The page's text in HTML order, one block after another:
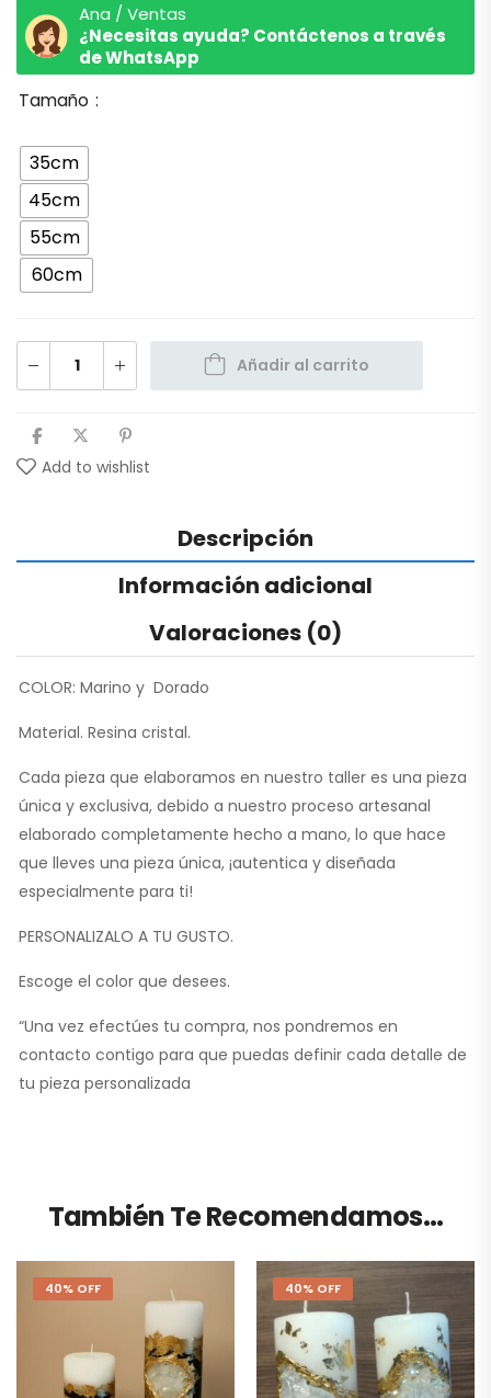
Ana / Ventas
¿Necesitas ayuda? Contáctenos a través
de WhatsApp
Tamaño
35cm
45cm
55cm
60cm
Añadir al carrito
Add to wishlist
Descripción
Información adicional
Valoraciones (0)
COLOR: Marino y Dorado
Material. Resina cristal.
Cada pieza que elaboramos en nuestro taller es una pieza
única y exclusiva, debido a nuestro proceso artesanal
elaborado completamente hecho a mano, lo que hace
que lleves una pieza única, ¡autentica y diseñada
especialmente para ti!
PERSONALIZALO A TU GUSTO.
Escoge el color que desees.
“Una vez efectúes tu compra, nos pondremos en
contacto contigo para que puedas definir cada detalle de
tu pieza personalizada
También Te Recomendamos…
40% OFF 40% OFF